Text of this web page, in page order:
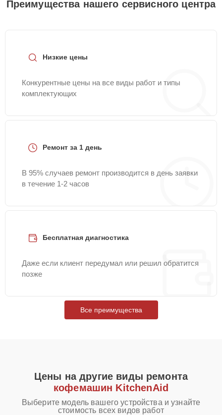
Преимущества нашего сервисного центра
Низкие цены
Конкурентные цены на все виды работ и типы
комплектующих
Ремонт за 1 день
В 95% случаев ремонт производится в день заявки
в течение 1-2 часов
Бесплатная диагностика
Даже если клиент передумал или решил обратится
позже
Все преимущества
Цены на другие виды ремонта
кофемашин KitchenAid
Выберите модель вашего устройства и узнайте
стоимость всех видов работ